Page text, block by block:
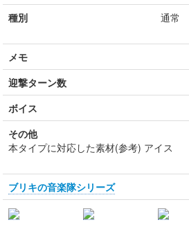
種別 通常
メモ
迎撃ターン数
ボイス
その他
本タイプに対応した素材(参考) アイス
ブリキの音楽隊シリーズ